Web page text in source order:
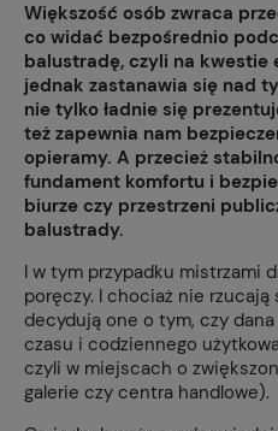
Większość osób zwraca
co widać bezpośrednio
balustradę, czyli na kwestie
jednak zastanawia się nad
nie tylko ładnie się
też zapewnia nam
opieramy. A przecież
fundament komfortu i
biurze czy przestrzeni
balustrady.
I w tym przypadku mistrzami
poręczy. I chociaż nie
decydują one o tym, czy
czasu i codziennego
czyli w miejscach o
galerie czy centra handlowe).